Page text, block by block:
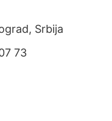
Srbija
73